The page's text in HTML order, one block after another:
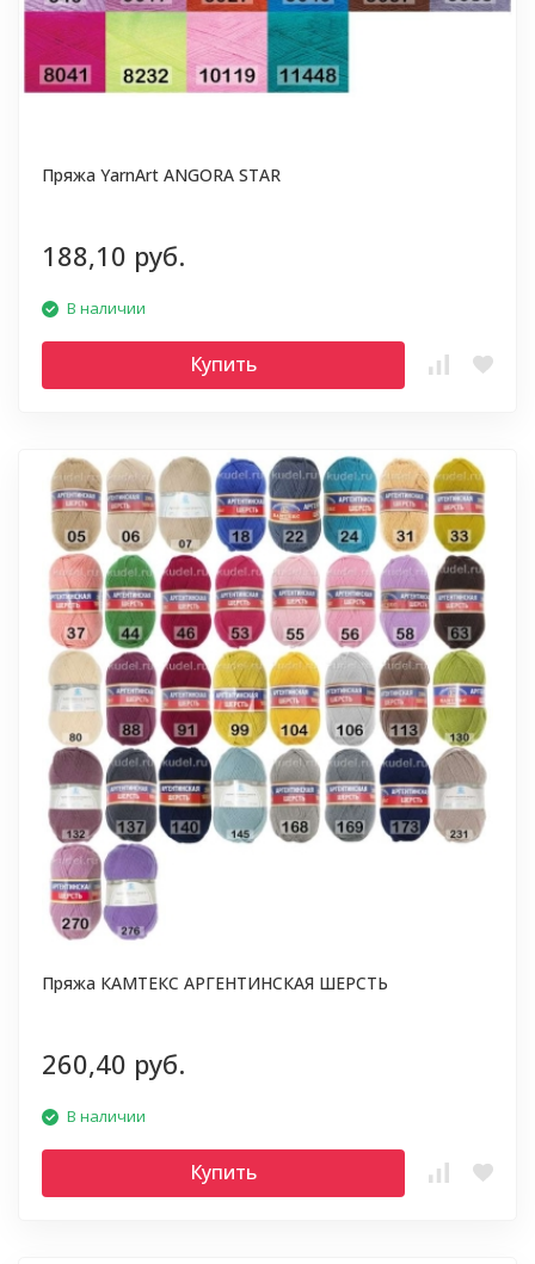
Пряжа YarnArt ANGORA STAR
188,10 руб.
В наличии
Купить
Пряжа КАМТЕКС АРГЕНТИНСКАЯ ШЕРСТЬ
260,40 руб.
В наличии
Купить